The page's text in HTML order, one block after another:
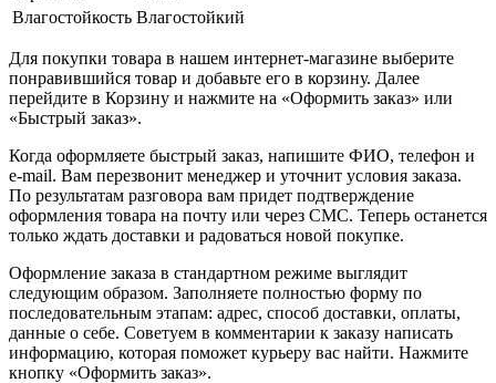
Влагостойкость Влагостойкий
Для покупки товара в нашем интернет-магазине выберите
понравившийся товар и добавьте его в корзину. Далее
перейдите в Корзину и нажмите на «Оформить заказ» или
«Быстрый заказ».
Когда оформляете быстрый заказ, напишите ФИО, телефон и
e-mail. Вам перезвонит менеджер и уточнит условия заказа.
По результатам разговора вам придет подтверждение
оформления товара на почту или через СМС. Теперь останется
только ждать доставки и радоваться новой покупке.
Оформление заказа в стандартном режиме выглядит
следующим образом. Заполняете полностью форму по
последовательным этапам: адрес, способ доставки, оплаты,
данные о себе. Советуем в комментарии к заказу написать
информацию, которая поможет курьеру вас найти. Нажмите
кнопку «Оформить заказ».